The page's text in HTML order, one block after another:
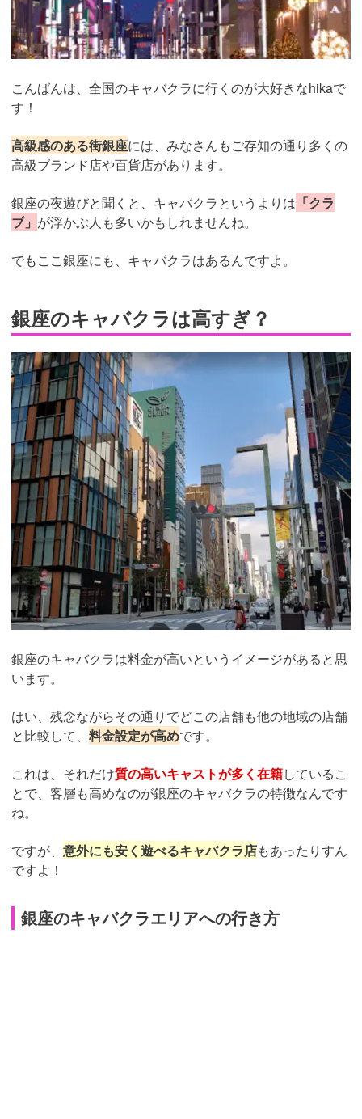
こんばんは、全国のキャバクラに行くのが大好きなhikaで
す！
高級感のある街銀座には、みなさんもご存知の通り多くの
高級ブランド店や百貨店があります。
銀座の夜遊びと聞くと、キャバクラというよりは 「クラ
ブ」 が浮かぶ人も多いかもしれませんね。
でもここ銀座にも、キャバクラはあるんですよ。
銀座のキャバクラは高すぎ？
銀座のキャバクラは料金が高いというイメージがあると思
います。
はい、残念ながらその通りでどこの店舗も他の地域の店舗
と比較して、 料金設定が高めです。
これは、それだけ質の高いキャストが多く在籍しているこ
とで、客層も高めなのが銀座のキャバクラの特徴なんです
ね。
ですが、 意外にも安く遊べるキャバクラ店もあったりすん
ですよ！
銀座のキャバクラエリアへの行き方